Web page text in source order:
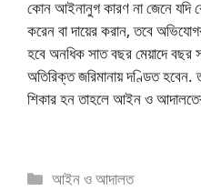
কোন আইনানুগ কারণ না জেনে যদি
করেন বা দায়ের করান, তবে
হবে অনধিক সাত বছর মেয়াদে বছর
অতিরিক্ত জরিমানায় দণ্ডিত হবেন.
শিকার হন তাহলে আইন ও
Categories
আইন ও আদালত